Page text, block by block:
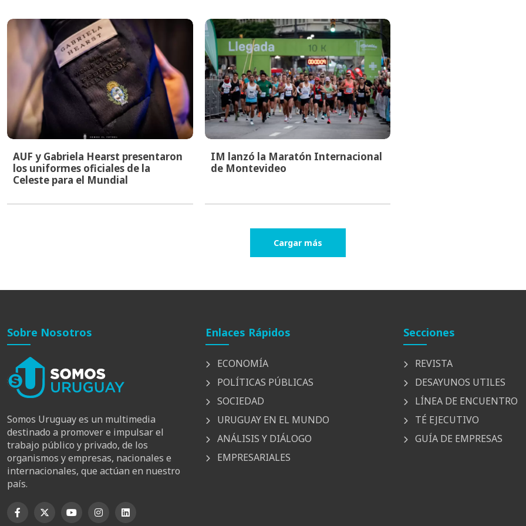
AUF y Gabriela Hearst presentaron
los uniformes oficiales de la
Celeste para el Mundial
IM lanzó la Maratón Internacional
de Montevideo
Cargar más
Sobre Nosotros
Somos Uruguay es un multimedia
destinado a promover e impulsar el
trabajo público y privado, de los
organismos y empresas, nacionales e
internacionales, que actúan en nuestro
país.
Enlaces Rápidos
ECONOMÍA
POLÍTICAS PÚBLICAS
SOCIEDAD
URUGUAY EN EL MUNDO
ANÁLISIS Y DIÁLOGO
EMPRESARIALES
Secciones
REVISTA
DESAYUNOS UTILES
LÍNEA DE ENCUENTRO
TÉ EJECUTIVO
GUÍA DE EMPRESAS